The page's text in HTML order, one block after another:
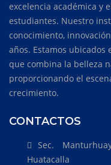
excelencia académica y
estudiantes. Nuestro
conocimiento,
años. Estamos
que combina la belleza
proporcionando el
crecimiento.
CONTACTOS
Sec.
Huatacalla